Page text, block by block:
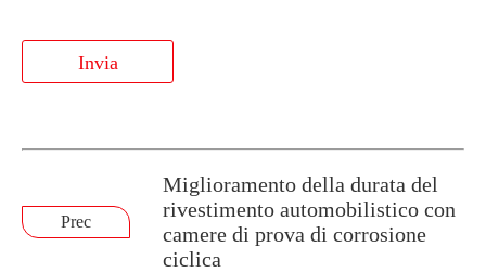
Invia
Prec
Miglioramento della durata del
rivestimento automobilistico con
camere di prova di corrosione
ciclica